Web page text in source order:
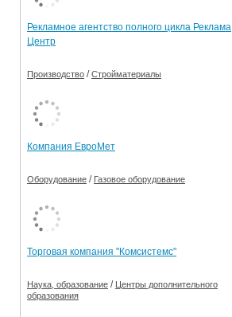
Рекламное агентство полного цикла Реклама
Центр
Производство /Стройматериалы
Компания ЕвроМет
Оборудование / Газовое оборудование
Торговая компания "Комсистемс"
Наука, образование / Центры дополнительного
образования